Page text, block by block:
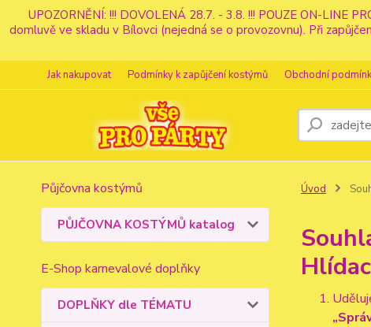
UPOZORNĚNÍ: !!! DOVOLENÁ 28.7. - 3.8. !!! POUZE ON-
domluvě ve skladu v Bílovci (nejedná se o provozovnu). Při
Jak nakupovat Podmínky k zapůjčení kostýmů Obchodní
Půjčovna kostýmů
PŮJČOVNA KOSTÝMŮ katalog
E-Shop karnevalové doplňky
DOPLŇKY dle TÉMATU
Úvod